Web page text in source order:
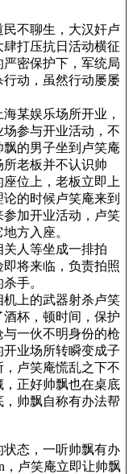
不聊生，大汉奸卢
打压抗日活动横征
密保护下，军统局
动，虽然行动屡屡
某娱乐场所开业，
参与开业活动，不
的男子坐到卢笑庵
老板并不认识帅
位上，老板立即上
的时候卢笑庵来到
加开业活动，卢笑
方入座。
人等坐成一排拍
将来临，负责拍照
手。
上的武器射杀卢笑
杯，顿时间，保护
一伙不明身份的枪
业场所转瞬变成子
卢笑庵慌乱之下不
正好帅飘也在桌底
帅飘自称有办法帮
态，一听帅飘有办
，卢笑庵立即让帅飘